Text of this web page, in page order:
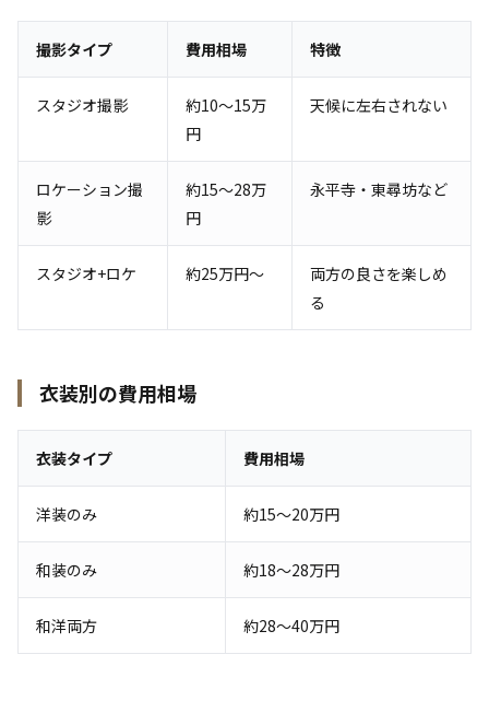
撮影タイプ 費用相場 特徴
スタジオ撮影
約10〜15万
円
天候に左右されない
ロケーション撮
影
約15〜28万
円
永平寺・東尋坊など
スタジオ+ロケ 約25万円〜
両方の良さを楽しめ
る
衣装別の費用相場
衣装タイプ 費用相場
洋装のみ 約15〜20万円
和装のみ 約18〜28万円
和洋両方 約28〜40万円